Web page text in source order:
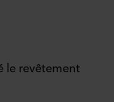
le revêtement